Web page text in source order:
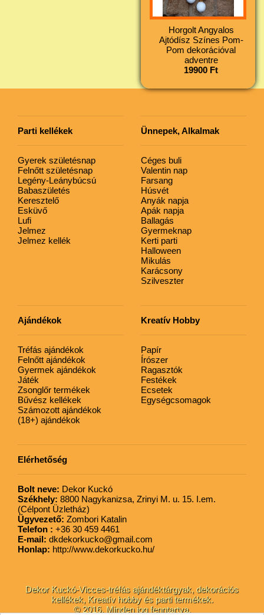
Horgolt Angyalos
Ajtódísz Színes Pom-
Pom dekorációval
adventre
19900 Ft
Parti kellékek
Gyerek születésnap
Felnőtt születésnap
Legény-Leánybúcsú
Babaszületés
Keresztelő
Esküvő
Lufi
Jelmez
Jelmez kellék
Ünnepek, Alkalmak
Céges buli
Valentin nap
Farsang
Húsvét
Anyák napja
Apák napja
Ballagás
Gyermeknap
Kerti parti
Halloween
Mikulás
Karácsony
Szilveszter
Ajándékok
Tréfás ajándékok
Felnőtt ajándékok
Gyermek ajándékok
Játék
Zsonglőr termékek
Bűvész kellékek
Számozott ajándékok
(18+) ajándékok
Kreatív Hobby
Papír
Írószer
Ragasztók
Festékek
Ecsetek
Egységcsomagok
Elérhetőség
Bolt neve: Dekor Kuckó
Székhely: 8800 Nagykanizsa, Zrinyi M. u. 15. I.em.
(Célpont Üzletház)
Ügyvezető: Zombori Katalin
Telefon : +36 30 459 4461
E-mail: dkdekorkucko@gmail.com
Honlap: http://www.dekorkucko.hu/
Dekor Kuckó-Vicces-tréfás ajándéktárgyak, dekorációs
kellékek, Kreatív hobby és parti termékek.
© 2016. Minden jog fenntartva.